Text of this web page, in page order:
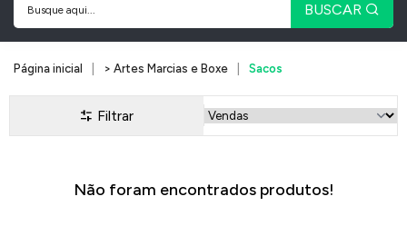
BUSCAR
Página inicial > Artes Marcias e Boxe Sacos
Filtrar
Não foram encontrados produtos!